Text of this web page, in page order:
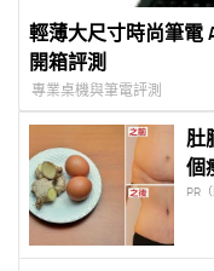
輕薄大尺寸時尚筆電
開箱評測
專業桌機與筆電評測
肚
個
PR